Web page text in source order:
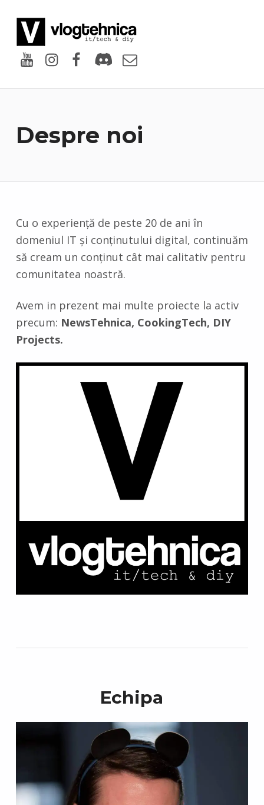
YoutubeInstagram
Facebook
DiscordEmail
Despre noi
Cu o experiență de peste 20 de ani în
domeniul IT și conținutului digital, continuăm
să cream un conținut cât mai calitativ pentru
comunitatea noastră.
Avem in prezent mai multe proiecte la activ
precum: NewsTehnica, CookingTech, DIY
Projects.
Echipa